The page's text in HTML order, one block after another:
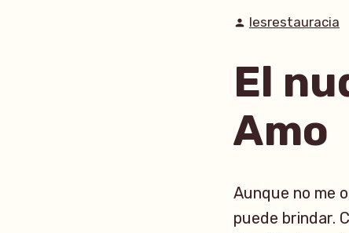
Posted
lesrestauracia
El
Amo
Aunque no me
puede brindar.